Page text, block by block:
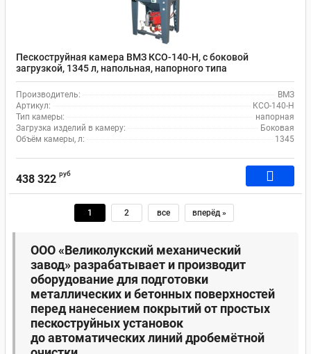
Пескоструйная камера ВМЗ КСО-140-Н, с боковой
загрузкой, 1345 л, напольная, напорного типа
Производитель:
ВМЗ
Артикул:
КСО-140-Н
Тип камеры:
напорная
Загрузка изделий в камеру:
Боковая
Объём камеры, л:
1345
438 322 руб
1 2 все вперёд »
ООО «Великолукский механический
завод» разрабатывает и производит
оборудование для подготовки
металлических и бетонных поверхностей
перед нанесением покрытий от простых
пескоструйных установок
до автоматических линий дробемётной